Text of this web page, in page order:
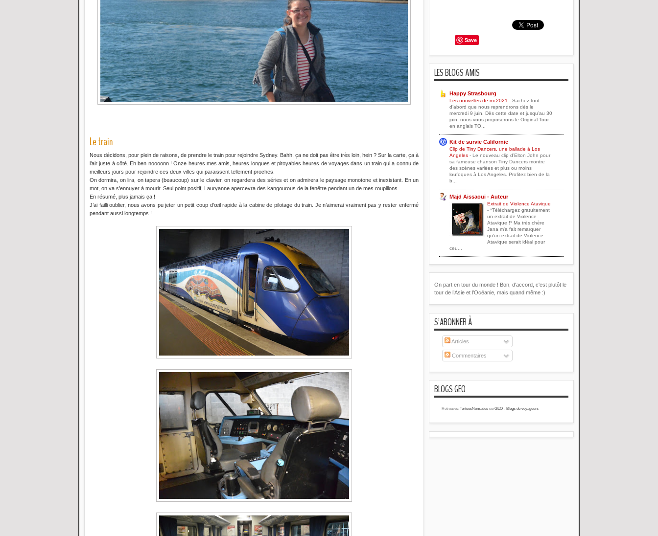
Le train
Nous décidons, pour plein de raisons, de prendre le train pour rejoindre Sydney. Bahh, ça ne doit pas être très loin, hein ? Sur la carte, ça à
l’air juste à côté. Eh ben noooonn ! Onze heures mes amis, heures longues et pitoyables heures de voyages dans un train qui a connu de
meilleurs jours pour rejoindre ces deux villes qui paraissent tellement proches.
On dormira, on lira, on tapera (beaucoup) sur le clavier, on regardera des séries et on admirera le paysage monotone et inexistant. En un
mot, on va s’ennuyer à mourir. Seul point positif, Lauryanne apercevra des kangourous de la fenêtre pendant un de mes roupillons.
En résumé, plus jamais ça !
J’ai failli oublier, nous avons pu jeter un petit coup d’œil rapide à la cabine de pilotage du train. Je n’aimerai vraiment pas y rester enfermé
pendant aussi longtemps !
Save
LES BLOGS AMIS
Happy Strasbourg
Les nouvelles de mi-2021 - Sachez tout
d’abord que nous reprendrons dès le
mercredi 9 juin. Dès cette date et jusqu’au 30
juin, nous vous proposerons le Original Tour
en anglais TO...
Kit de survie Californie
Clip de Tiny Dancers, une ballade à Los
Angeles - Le nouveau clip d’Elton John pour
sa fameuse chanson Tiny Dancers montre
des scènes variées et plus ou moins
loufoques à Los Angeles. Profitez bien de la
b...
Majd Aissaoui - Auteur
Extrait de Violence Atavique
- *Téléchargez gratuitement
un extrait de Violence
Atavique !* Ma très chère
Jana m'a fait remarquer
qu'un extrait de Violence
Atavique serait idéal pour
ceu...
On part en tour du monde ! Bon, d'accord, c'est plutôt le
tour de l’Asie et l’Océanie, mais quand même :)
S’ABONNER À
Articles
Commentaires
BLOGS GEO
Retrouvez TortuesNomades surGEO - Blogs de voyageurs